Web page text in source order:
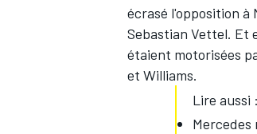
écrasé l'opposition à
Sebastian Vettel. Et
étaient motorisées
et Williams.
Lire aussi :